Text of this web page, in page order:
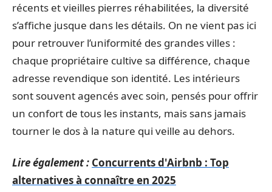
récents et vieilles pierres réhabilitées, la diversité
s’affiche jusque dans les détails. On ne vient pas ici
pour retrouver l’uniformité des grandes villes :
chaque propriétaire cultive sa différence, chaque
adresse revendique son identité. Les intérieurs
sont souvent agencés avec soin, pensés pour offrir
un confort de tous les instants, mais sans jamais
tourner le dos à la nature qui veille au dehors.
Lire également : Concurrents d'Airbnb : Top
alternatives à connaître en 2025